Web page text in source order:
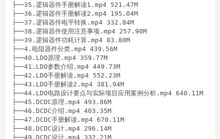
├──35.逻辑器件手册解读1.mp4 521.47M
├──36.逻辑器件手册解读2.mp4 195.04M
├──37.逻辑器件电平转换.mp4 332.84M
├──38.逻辑器件使用注意事项.mp4 257.90M
├──39.逻辑器件功耗计算.mp4 83.80M
├──4.电阻器件分类.mp4 439.56M
├──40.LDO原理.mp4 359.77M
├──41.LDO参数介绍.mp4 449.73M
├──42.LDO手册解读.mp4 552.23M
├──43.LDO手册解读2.mp4 381.94M
├──44.LDO电路设计要点与实际项目应用案例分析.mp4 640.11M
├──45.DCDC原理.mp4 493.86M
├──46.DCDC介绍.mp4 403.35M
├──47.DCDC手册解读.mp4 670.11M
├──48.DCDC设计.mp4 296.14M
├──49.DCDC设计.mp4 332.21M